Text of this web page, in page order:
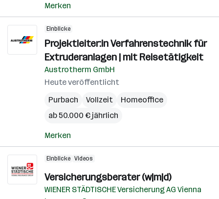
Merken
Einblicke
Projektleiter:in Verfahrenstechnik für
Extruderanlagen | mit Reisetätigkeit
Austrotherm GmbH
Heute veröffentlicht
Purbach
Vollzeit
Homeoffice
ab 50.000 € jährlich
Merken
Einblicke Videos
Versicherungsberater (w|m|d)
WIENER STÄDTISCHE Versicherung AG Vienna